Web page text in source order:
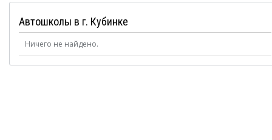
Автошколы в г. Кубинке
Ничего не найдено.